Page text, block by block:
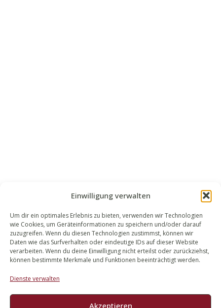
Einwilligung verwalten
Um dir ein optimales Erlebnis zu bieten, verwenden wir Technologien
wie Cookies, um Geräteinformationen zu speichern und/oder darauf
zuzugreifen. Wenn du diesen Technologien zustimmst, können wir
Daten wie das Surfverhalten oder eindeutige IDs auf dieser Website
verarbeiten. Wenn du deine Einwilligung nicht erteilst oder zurückziehst,
können bestimmte Merkmale und Funktionen beeinträchtigt werden.
Dienste verwalten
Akzeptieren
WALEK RECHTSANWÄLT​​E
Bachstraße 13
56727 Mayen
02651 98 900
info@walek-rechtsanwaelte.de